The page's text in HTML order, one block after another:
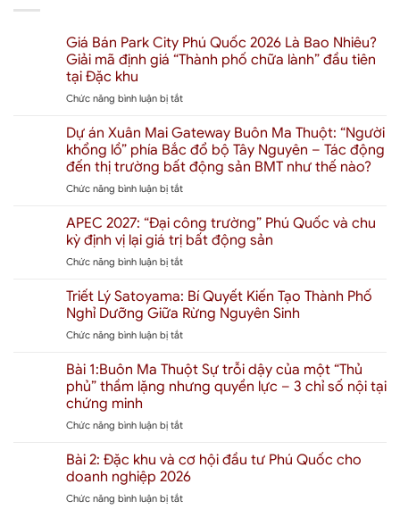
Giá Bán Park City Phú Quốc 2026 Là Bao Nhiêu?
Giải mã định giá “Thành phố chữa lành” đầu tiên
tại Đặc khu
Chức năng bình luận bị tắtở
Bán
Park
City
Phú
Quốc
Là
Bao
Nhiêu?
Giải
định
giá
“Thành
phố
lành”
đầu
Đặc
Dự án Xuân Mai Gateway Buôn Ma Thuột: “Người
khổng lồ” phía Bắc đổ bộ Tây Nguyên – Tác động
đến thị trường bất động sản BMT như thế nào?
Chức năng bình luận bị tắtở
án
Xuân
Mai
Gateway
Ma
Thuột:
“Người
khổng
phía
Bắc
Tây
–
Tác
APEC 2027: “Đại công trường” Phú Quốc và chu
kỳ định vị lại giá trị bất động sản
Chức năng bình luận bị tắtở
2027:
“Đại
công
trường”
Quốc
và
định
lại
giá
bất
Triết Lý Satoyama: Bí Quyết Kiến Tạo Thành Phố
Nghỉ Dưỡng Giữa Rừng Nguyên Sinh
Chức năng bình luận bị tắtở
Lý
Satoyama:
Bí
Kiến
Thành
Phố
Nghỉ
Dưỡng
Bài 1:Buôn Ma Thuột Sự trỗi dậy của một “Thủ
phủ” thầm lặng nhưng quyền lực – 3 chỉ số nội tại
chứng minh
Chức năng bình luận bị tắtở
1:Buôn
Ma
Thuột
Sự
Bài 2: Đặc khu và cơ hội đầu tư Phú Quốc cho
doanh nghiệp 2026
Chức năng bình luận bị tắtở